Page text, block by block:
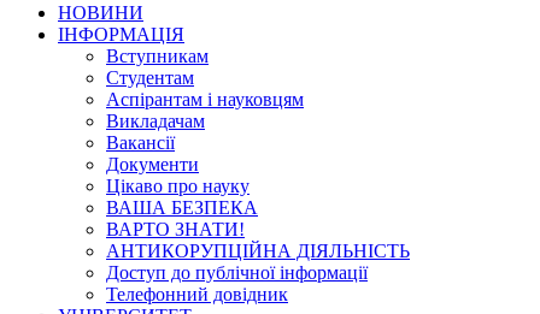
НОВИНИ
ІНФОРМАЦІЯ
Вступникам
Студентам
Аспірантам і науковцям
Викладачам
Вакансії
Документи
Цікаво про науку
ВАША БЕЗПЕКА
ВАРТО ЗНАТИ!
АНТИКОРУПЦІЙНА ДІЯЛЬНІСТЬ
Доступ до публічної інформації
Телефонний довідник